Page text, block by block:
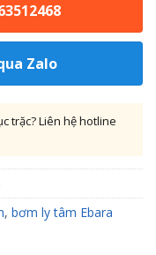
Zalo
trặc? Liên hệ hotline
, bơm ly tâm Ebara